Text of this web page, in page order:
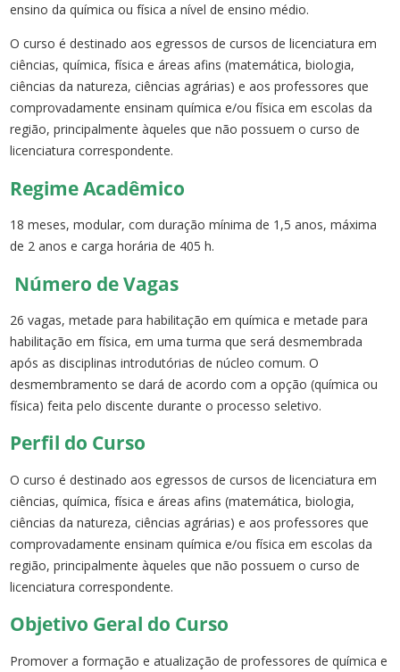
ensino da química ou física a nível de ensino médio.
O curso é destinado aos egressos de cursos de licenciatura em
ciências, química, física e áreas afins (matemática, biologia,
ciências da natureza, ciências agrárias) e aos professores que
comprovadamente ensinam química e/ou física em escolas da
região, principalmente àqueles que não possuem o curso de
licenciatura correspondente.
Regime Acadêmico
18 meses, modular, com duração mínima de 1,5 anos, máxima
de 2 anos e carga horária de 405 h.
Número de Vagas
26 vagas, metade para habilitação em química e metade para
habilitação em física, em uma turma que será desmembrada
após as disciplinas introdutórias de núcleo comum. O
desmembramento se dará de acordo com a opção (química ou
física) feita pelo discente durante o processo seletivo.
Perfil do Curso
O curso é destinado aos egressos de cursos de licenciatura em
ciências, química, física e áreas afins (matemática, biologia,
ciências da natureza, ciências agrárias) e aos professores que
comprovadamente ensinam química e/ou física em escolas da
região, principalmente àqueles que não possuem o curso de
licenciatura correspondente.
Objetivo Geral do Curso
Promover a formação e atualização de professores de química e